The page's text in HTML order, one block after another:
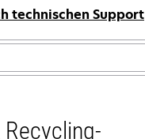
technischen Support